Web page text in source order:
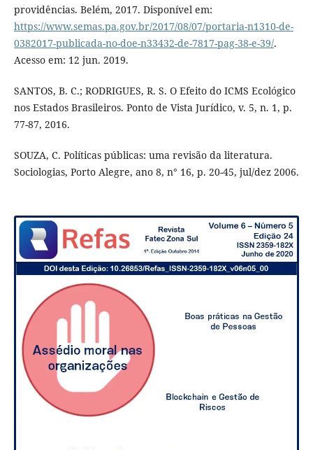
providências. Belém, 2017. Disponível em:
https://www.semas.pa.gov.br/2017/08/07/portaria-n1310-de-
0382017-publicada-no-doe-n33432-de-7817-pag-38-e-39/.
Acesso em: 12 jun. 2019.
SANTOS, B. C.; RODRIGUES, R. S. O Efeito do ICMS Ecológico
nos Estados Brasileiros. Ponto de Vista Jurídico, v. 5, n. 1, p.
77-87, 2016.
SOUZA, C. Políticas públicas: uma revisão da literatura.
Sociologias, Porto Alegre, ano 8, n° 16, p. 20-45, jul/dez 2006.